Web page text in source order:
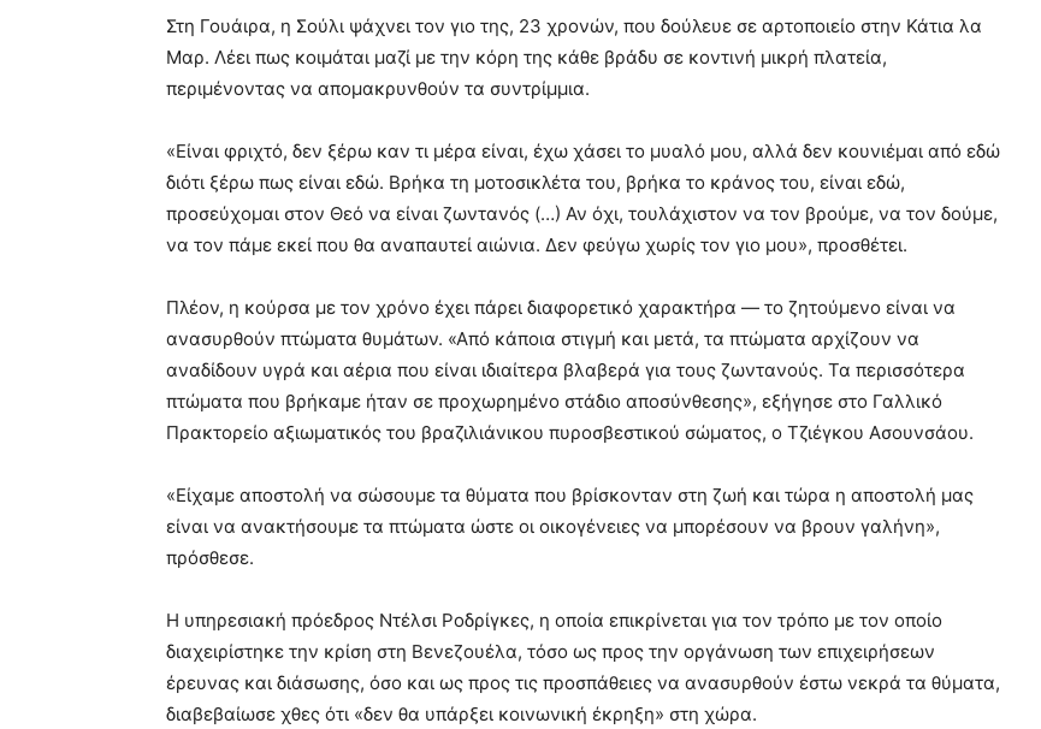
Στη Γουάιρα, η Σούλι ψάχνει τον γιο της, 23 χρονών, που δούλευε σε αρτοποιείο στην Κάτια λα
Μαρ. Λέει πως κοιμάται μαζί με την κόρη της κάθε βράδυ σε κοντινή μικρή πλατεία,
περιμένοντας να απομακρυνθούν τα συντρίμμια.
«Είναι φριχτό, δεν ξέρω καν τι μέρα είναι, έχω χάσει το μυαλό μου, αλλά δεν κουνιέμαι από εδώ
διότι ξέρω πως είναι εδώ. Βρήκα τη μοτοσικλέτα του, βρήκα το κράνος του, είναι εδώ,
προσεύχομαι στον Θεό να είναι ζωντανός (…) Αν όχι, τουλάχιστον να τον βρούμε, να τον δούμε,
να τον πάμε εκεί που θα αναπαυτεί αιώνια. Δεν φεύγω χωρίς τον γιο μου», προσθέτει.
Πλέον, η κούρσα με τον χρόνο έχει πάρει διαφορετικό χαρακτήρα — το ζητούμενο είναι να
ανασυρθούν πτώματα θυμάτων. «Από κάποια στιγμή και μετά, τα πτώματα αρχίζουν να
αναδίδουν υγρά και αέρια που είναι ιδιαίτερα βλαβερά για τους ζωντανούς. Τα περισσότερα
πτώματα που βρήκαμε ήταν σε προχωρημένο στάδιο αποσύνθεσης», εξήγησε στο Γαλλικό
Πρακτορείο αξιωματικός του βραζιλιάνικου πυροσβεστικού σώματος, ο Τζιέγκου Ασουνσάου.
«Είχαμε αποστολή να σώσουμε τα θύματα που βρίσκονταν στη ζωή και τώρα η αποστολή μας
είναι να ανακτήσουμε τα πτώματα ώστε οι οικογένειες να μπορέσουν να βρουν γαλήνη»,
πρόσθεσε.
Η υπηρεσιακή πρόεδρος Ντέλσι Ροδρίγκες, η οποία επικρίνεται για τον τρόπο με τον οποίο
διαχειρίστηκε την κρίση στη Βενεζουέλα, τόσο ως προς την οργάνωση των επιχειρήσεων
έρευνας και διάσωσης, όσο και ως προς τις προσπάθειες να ανασυρθούν έστω νεκρά τα θύματα,
διαβεβαίωσε χθες ότι «δεν θα υπάρξει κοινωνική έκρηξη» στη χώρα.